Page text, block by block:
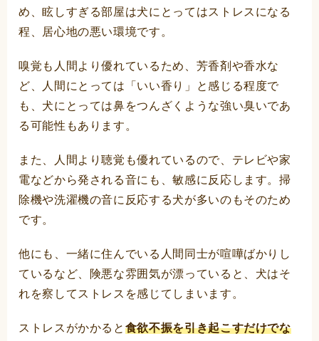
め、眩しすぎる部屋は犬にとってはストレスになる
程、居心地の悪い環境です。
嗅覚も人間より優れているため、芳香剤や香水な
ど、人間にとっては「いい香り」と感じる程度で
も、犬にとっては鼻をつんざくような強い臭いであ
る可能性もあります。
また、人間より聴覚も優れているので、テレビや家
電などから発される音にも、敏感に反応します。掃
除機や洗濯機の音に反応する犬が多いのもそのため
です。
他にも、一緒に住んでいる人間同士が喧嘩ばかりし
ているなど、険悪な雰囲気が漂っていると、犬はそ
れを察してストレスを感じてしまいます。
ストレスがかかると 食欲不振を引き起こすだけでな